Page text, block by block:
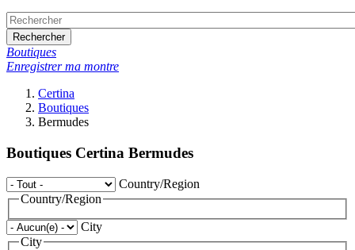
Rechercher
Boutiques
Enregistrer ma montre
Certina
Boutiques
Bermudes
Boutiques Certina Bermudes
Country/Region
Country/Region
City
City